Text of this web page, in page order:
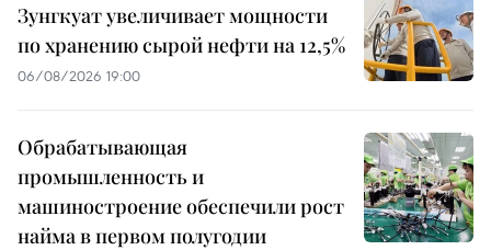
Зунгкуат увеличивает мощности
по хранению сырой нефти на 12,5%
06/08/2026 19:00
Обрабатывающая
промышленность и
машиностроение обеспечили рост
найма в первом полугодии